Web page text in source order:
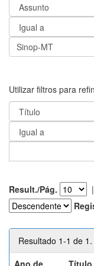
Utilizar filtros para
Result./Pág. |
Resultado 1-1 de 1.
Ano de
Título